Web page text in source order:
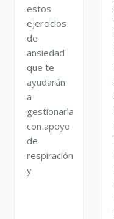
estos
ejercicios
de
ansiedad
que te
ayudarán
a
gestionarla
con apoyo
de
respiración
y